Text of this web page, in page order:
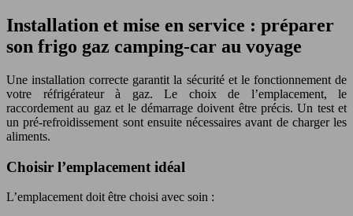
Installation et mise en service : préparer
son frigo gaz camping-car au voyage
Une installation correcte garantit la sécurité et le fonctionnement de
votre réfrigérateur à gaz. Le choix de l’emplacement, le
raccordement au gaz et le démarrage doivent être précis. Un test et
un pré-refroidissement sont ensuite nécessaires avant de charger les
aliments.
Choisir l’emplacement idéal
L’emplacement doit être choisi avec soin :